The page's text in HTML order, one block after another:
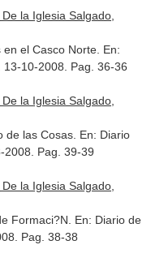
la Iglesia Salgado,
el Casco Norte. En:
13-10-2008. Pag. 36-36
la Iglesia Salgado,
de las Cosas. En: Diario
2008. Pag. 39-39
la Iglesia Salgado,
Formaci?N. En: Diario de
Pag. 38-38